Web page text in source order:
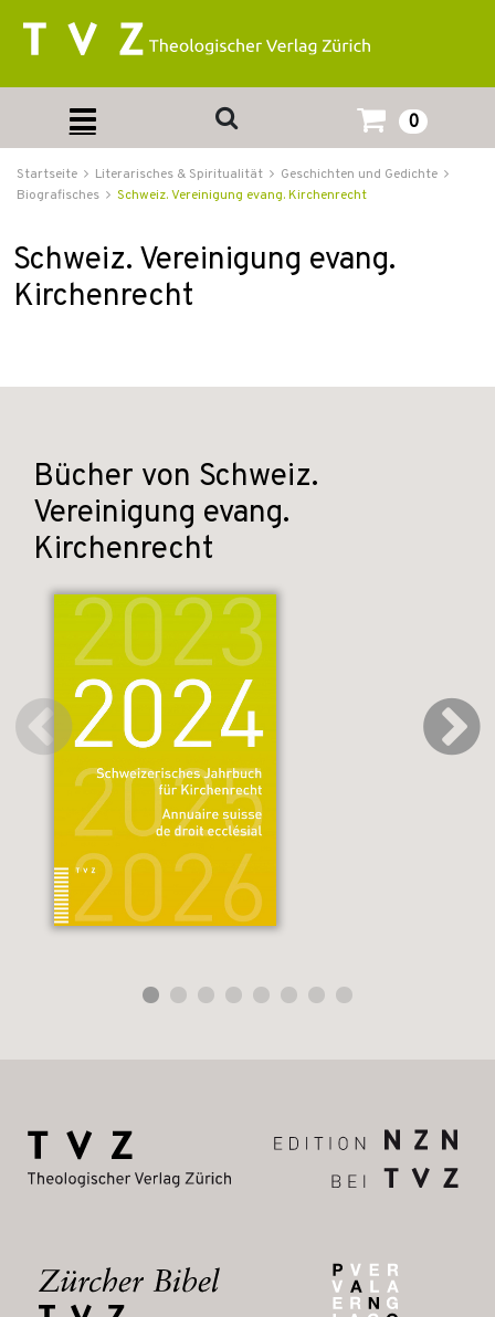
0
Startseite Literarisches & Spiritualität
Geschichten und Gedichte
Biografisches
Schweiz. Vereinigung evang. Kirchenrecht
Schweiz. Vereinigung evang.
Kirchenrecht
Bücher von Schweiz.
Vereinigung evang.
Kirchenrecht